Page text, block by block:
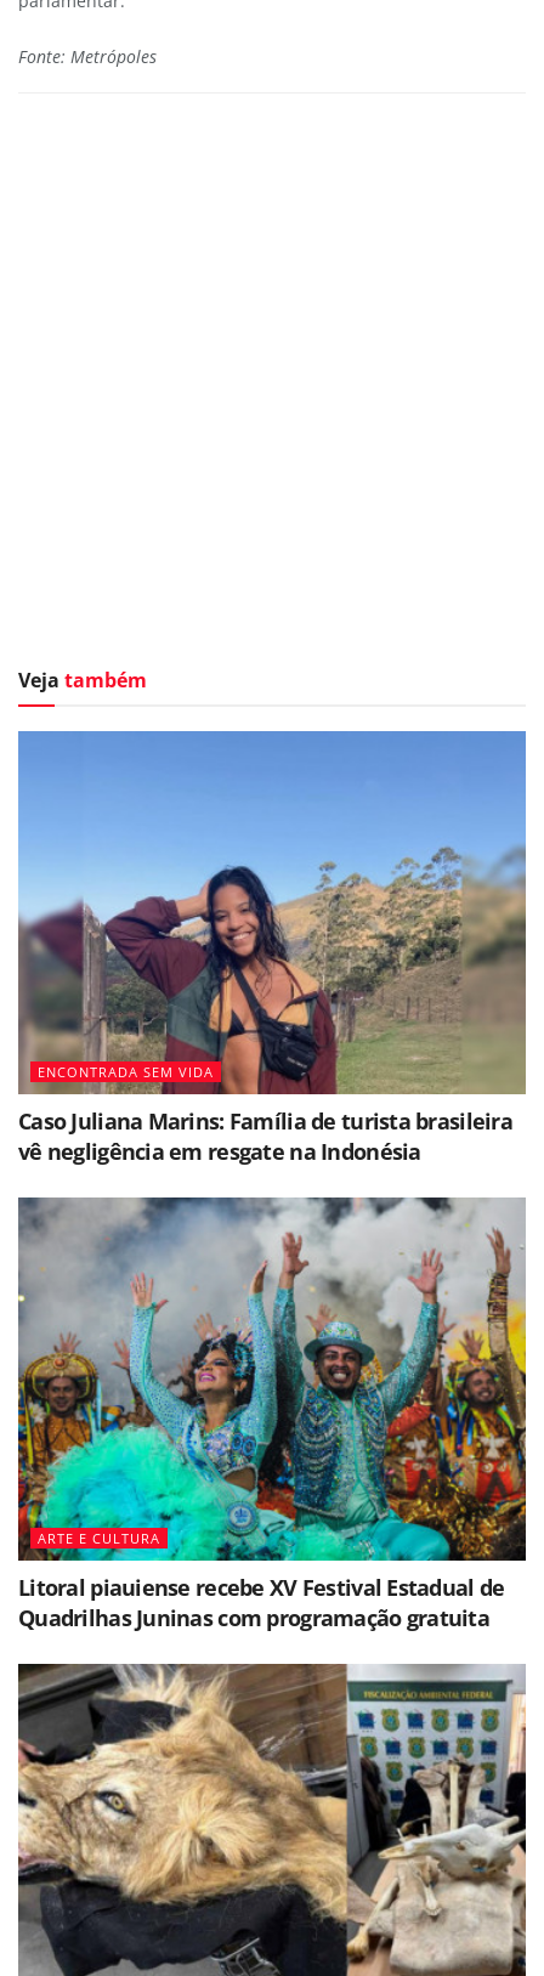
Fonte: Metrópoles
Veja também
ENCONTRADA SEM VIDA
Caso Juliana Marins: Família de turista brasileira
vê negligência em resgate na Indonésia
ARTE E CULTURA
Litoral piauiense recebe XV Festival Estadual de
Quadrilhas Juninas com programação gratuita